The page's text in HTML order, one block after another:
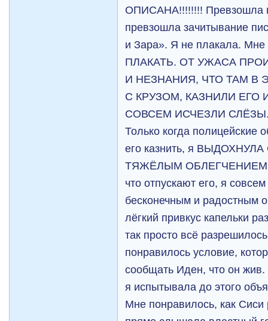
ОПИСАНА!!!!!!!! Превзошла
превзошла зачитывание
и Зара». Я не плакала.
ПЛАКАТЬ. ОТ УЖАСА
И НЕЗНАНИЯ, ЧТО ТАМ В
С КРУЗОМ, КАЗНИЛИ ЕГО
СОВСЕМ ИСЧЕЗЛИ
Только когда полицейские
его казнить, я
ТЯЖЁЛЫМ ОБЛЕГЧЕНИЕМ. А
что отпускают его, я
бесконечным и радостным
лёгкий привкус капельки
так просто всё
понравилось условие,
сообщать Иден, что он
я испытывала до этого
Мне понравилось, как